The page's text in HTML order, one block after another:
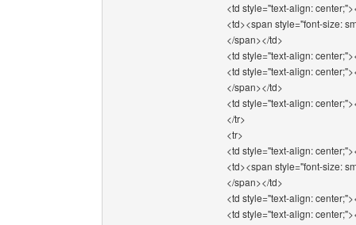
<td style="text-align:
<td><span style="font-size:
</span></td>
<td style="text-align:
<td style="text-align:
</span></td>
<td style="text-align:
</tr>
<tr>
<td style="text-align:
<td><span style="font-size:
</span></td>
<td style="text-align:
<td style="text-align: